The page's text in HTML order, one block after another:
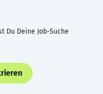
Du Deine Job-Suche